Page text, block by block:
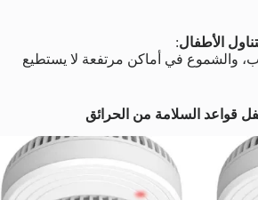
:
والشموع في أماكن مرتفعة لا يستطيع
قواعد السلامة من الحرائق